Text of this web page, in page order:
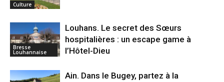
Culture
Bresse
Louhannaise
Louhans. Le secret des Sœurs
hospitalières : un escape game à
l’Hôtel-Dieu
Ain. Dans le Bugey, partez à la